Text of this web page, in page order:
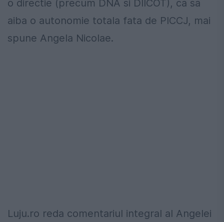
o directie (precum DNA si DIICOT), ca sa
aiba o autonomie totala fata de PICCJ, mai
spune Angela Nicolae.
Luju.ro reda comentariul integral al Angelei